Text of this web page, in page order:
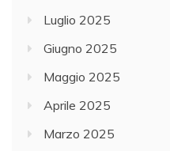
Luglio 2025
Giugno 2025
Maggio 2025
Aprile 2025
Marzo 2025